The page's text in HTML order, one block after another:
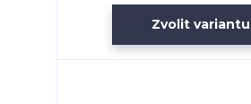
Zvolit variantu